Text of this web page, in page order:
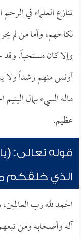
تنازع العلماء في
نكاحهم، وأما من لم
وإلا كان مستحباً. وقد
أونس منهم رشداً ولا
ماله السيء بمال
عظيم.
قوله تعالى:
الذي خلقكم
الحمد لله رب
آله وأصحابه ومن